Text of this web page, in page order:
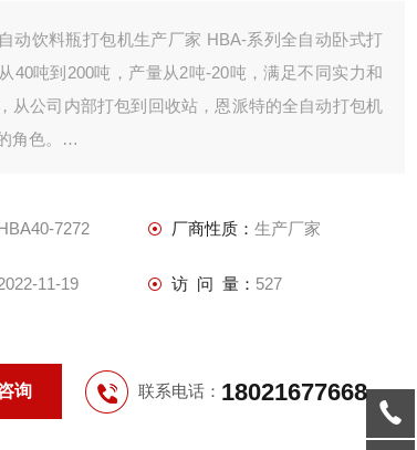
动饮料瓶打包机生产厂家 HBA-系列全自动卧式打
40吨到200吨，产量从2吨-20吨，满足不同实力和
从公司内部打包到回收站，恩派特的全自动打包机
角色。
7272 厂商性质： 生产厂家
11-19 访 问 量： 527
询 联系电话： 18021677668